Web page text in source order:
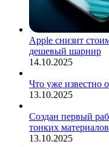
Apple снизит
дешевый шарнир
14.10.2025
Что уже известно
13.10.2025
Создан первый
тонких материалов
13.10.2025